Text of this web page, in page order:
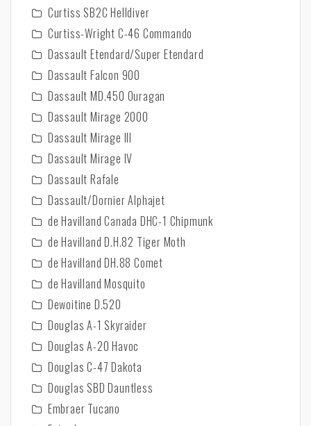
Curtiss SB2C Helldiver
Curtiss-Wright C-46 Commando
Dassault Etendard/Super Etendard
Dassault Falcon 900
Dassault MD.450 Ouragan
Dassault Mirage 2000
Dassault Mirage III
Dassault Mirage IV
Dassault Rafale
Dassault/Dornier Alphajet
de Havilland Canada DHC-1 Chipmunk
de Havilland D.H.82 Tiger Moth
de Havilland DH.88 Comet
de Havilland Mosquito
Dewoitine D.520
Douglas A-1 Skyraider
Douglas A-20 Havoc
Douglas C-47 Dakota
Douglas SBD Dauntless
Embraer Tucano